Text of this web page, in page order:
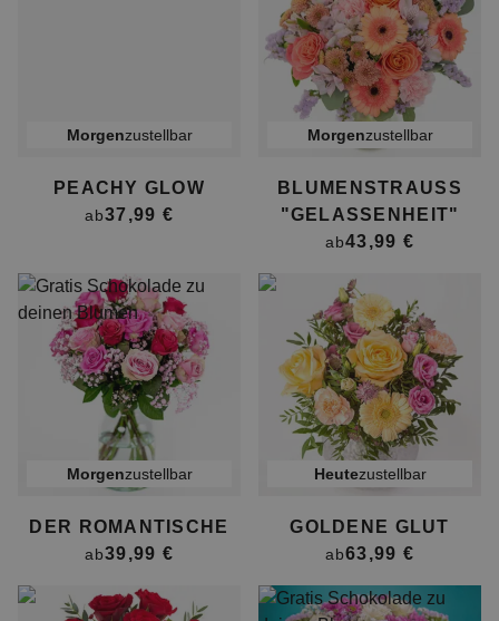
morgenzustellbar
PEACHY GLOW
ab37,99 €
morgenzustellbar
BLUMENSTRAUSS "
GELASSENHEIT"
ab43,99 €
morgenzustellbar
DER ROMANTISCHE
ab39,99 €
heutezustellbar
GOLDENE GLUT
ab63,99 €